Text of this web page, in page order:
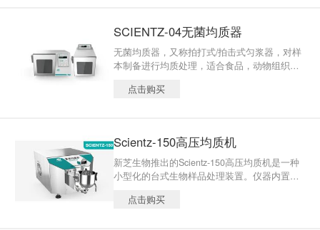
刷器皿的特点，结果满足无菌，快速及结果准
确、重复性好的要求。
SCIENTZ-04无菌均质器
无菌均质器，又称拍打式/拍击式匀浆器，对样
本制备进行均质处理，适合食品，动物组织、
系统，拍击板可以轻柔地将样本进行均质，有
染、无损伤、不升温、不需灭菌处理、不需洗
刷器皿的特点，结果满足无菌，快速及结果准
确、重复性好的要求。
点击购买
Scientz-150高压均质机
新芝生物推出的Scientz-150高压均质机是一种
小型化的台式生物样品处理装置。仪器内置冷
质模块，并可选购不同应用的均质阀。具有压
点击购买